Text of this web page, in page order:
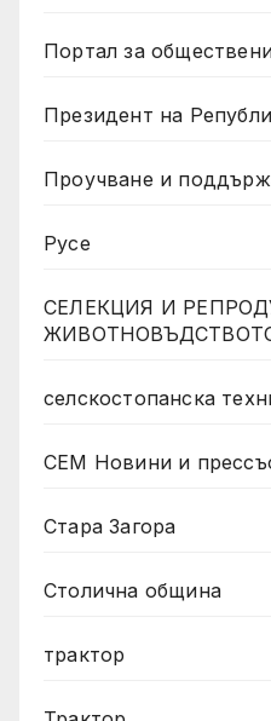
Портал за
Президент на
Проучване и
Русе
СЕЛЕКЦИЯ И
селскостопанска
СЕМ Новини и
Стара Загора
Столична община
трактор